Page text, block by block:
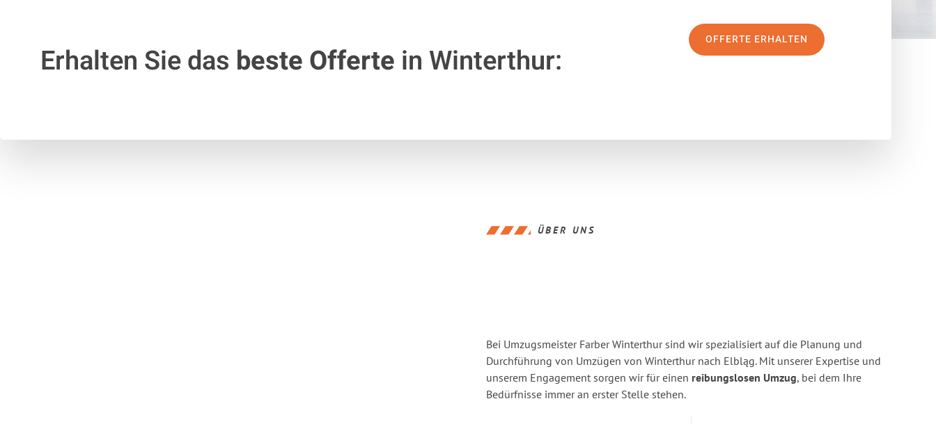
Erhalten Sie das beste Offerte in Winterthur:
OFFERTE ERHALTEN
ÜBER UNS
Bei Umzugsmeister Farber Winterthur sind wir spezialisiert auf die Planung und
Durchführung von Umzügen von Winterthur nach Elbląg. Mit unserer Expertise und
unserem Engagement sorgen wir für einen reibungslosen Umzug, bei dem Ihre
Bedürfnisse immer an erster Stelle stehen.